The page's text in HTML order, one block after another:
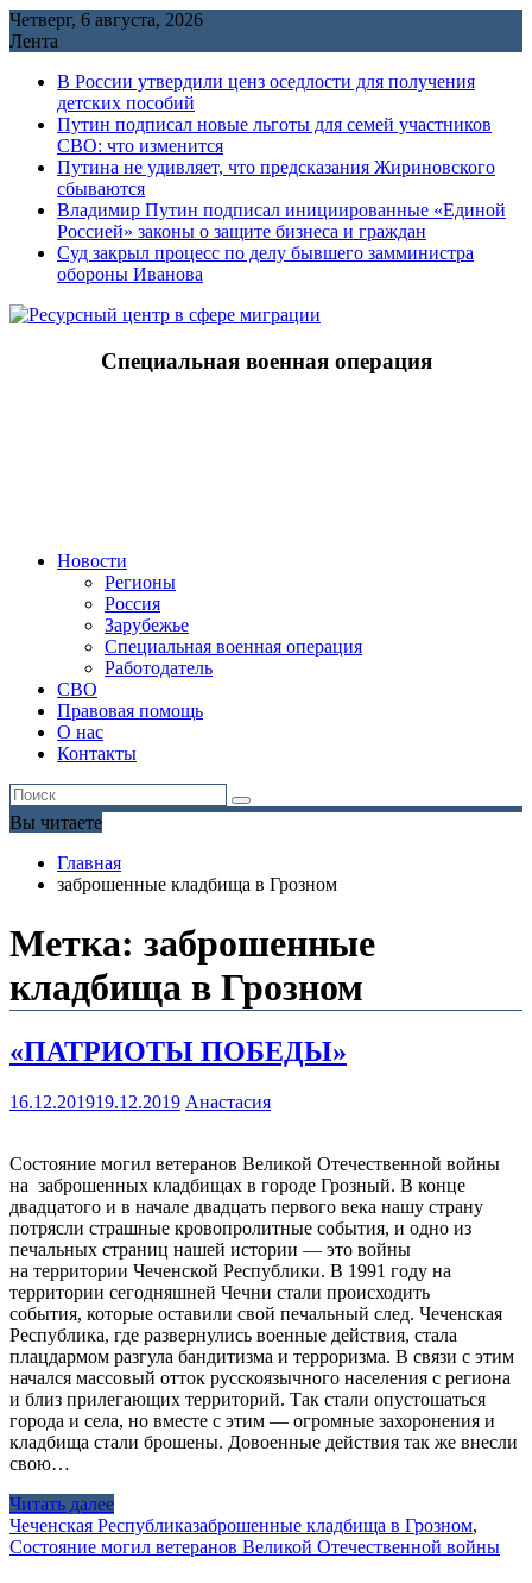
Перейти
к
Четверг, 6 августа, 2026
Лента
В России утвердили ценз оседлости для получения
детских пособий
Путин подписал новые льготы для семей участников
СВО: что изменится
Путина не удивляет, что предсказания Жириновского
сбываются
Владимир Путин подписал инициированные «Единой
Россией» законы о защите бизнеса и граждан
Cуд закрыл процесс по делу бывшего замминистра
обороны Иванова
Специальная военная операция
Новости
Регионы
Россия
Зарубежье
Специальная военная операция
Работодатель
СВО
Правовая помощь
О нас
Контакты
Вы читаете
Главная
заброшенные кладбища в Грозном
Метка: заброшенные
кладбища в Грозном
«ПАТРИОТЫ ПОБЕДЫ»
16.12.201919.12.2019 Анастасия
Состояние могил ветеранов Великой Отечественной войны
на заброшенных кладбищах в городе Грозный. В конце
двадцатого и в начале двадцать первого века нашу страну
потрясли страшные кровопролитные события, и одно из
печальных страниц нашей истории — это войны
на территории Чеченской Республики. В 1991 году на
территории сегодняшней Чечни стали происходить
события, которые оставили свой печальный след. Чеченская
Республика, где развернулись военные действия, стала
плацдармом разгула бандитизма и терроризма. В связи с этим
начался массовый отток русскоязычного населения с региона
и близ прилегающих территорий. Так стали опустошаться
города и села, но вместе с этим — огромные захоронения и
кладбища стали брошены. Довоенные действия так же внесли
свою…
Читать далее
Чеченская Республиказаброшенные кладбища в Грозном,
Состояние могил ветеранов Великой Отечественной войны